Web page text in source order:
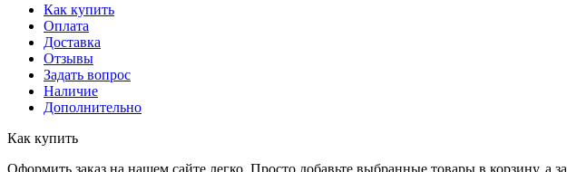
Как купить
Оплата
Доставка
Отзывы
Задать вопрос
Наличие
Дополнительно
Как купить
Оформить заказ на нашем сайте легко. Просто добавьте выбранные товары в корзину, а